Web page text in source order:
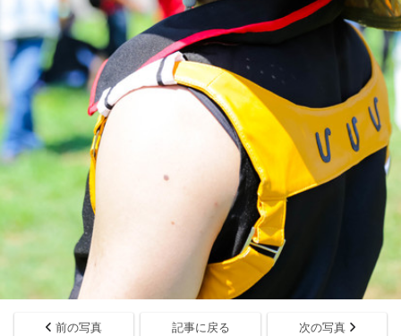
前の写真 記事に戻る 次の写真